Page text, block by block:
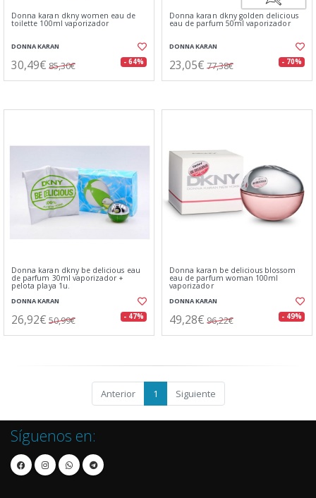
Donna karan dkny women eau de
toilette 100ml vaporizador
DONNA KARAN
30,49€ 85,30€ - 64%
Donna karan dkny golden delicious
eau de parfum 50ml vaporizador
DONNA KARAN
23,05€ 77,38€ - 70%
Donna karan dkny be delicious eau
de parfum 30ml vaporizador +
pelota playa 1u.
DONNA KARAN
26,92€ 50,99€ - 47%
Donna karan be delicious blossom
eau de parfum woman 100ml
vaporizador
DONNA KARAN
49,28€ 96,22€ - 49%
Anterior 1 Siguiente
Síguenos en: